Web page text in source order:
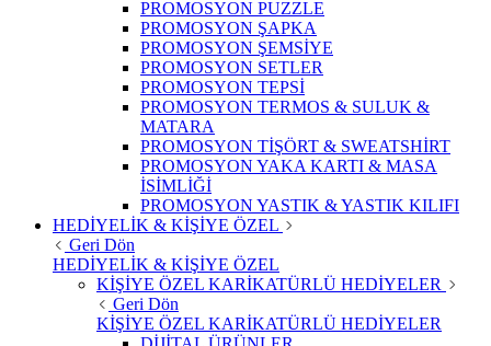
PROMOSYON PUZZLE
PROMOSYON ŞAPKA
PROMOSYON ŞEMSİYE
PROMOSYON SETLER
PROMOSYON TEPSİ
PROMOSYON TERMOS & SULUK &
MATARA
PROMOSYON TİŞÖRT & SWEATSHİRT
PROMOSYON YAKA KARTI & MASA
İSİMLİĞİ
PROMOSYON YASTIK & YASTIK KILIFI
HEDİYELİK & KİŞİYE ÖZEL
Geri Dön
HEDİYELİK & KİŞİYE ÖZEL
KİŞİYE ÖZEL KARİKATÜRLÜ HEDİYELER
Geri Dön
KİŞİYE ÖZEL KARİKATÜRLÜ HEDİYELER